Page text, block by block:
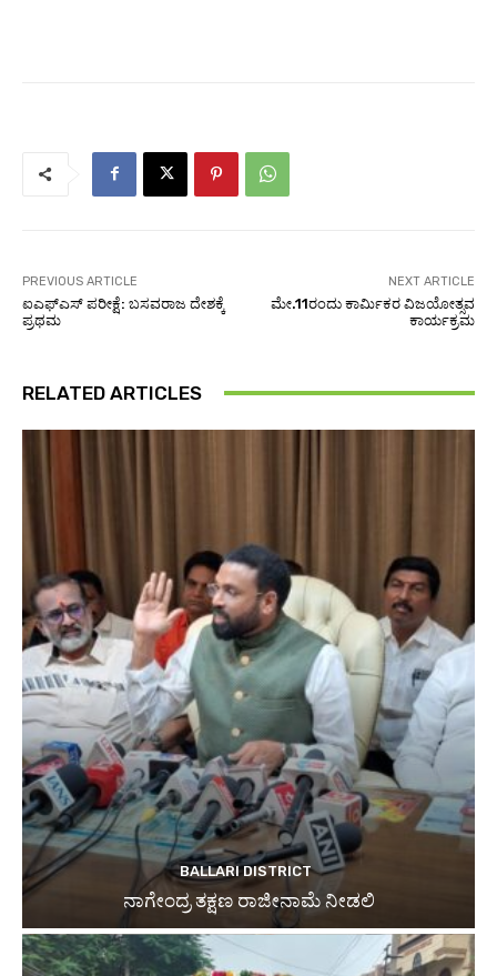
PREVIOUS ARTICLE
ಐಎಫ್‌ಎಸ್‌ ಪರೀಕ್ಷೆ: ಬಸವರಾಜ ದೇಶಕ್ಕೆ
ಪ್ರಥಮ
NEXT ARTICLE
ಮೇ.11ರಂದು ಕಾರ್ಮಿಕರ ವಿಜಯೋತ್ಸವ
ಕಾರ್ಯಕ್ರಮ
RELATED ARTICLES
BALLARI DISTRICT
ನಾಗೇಂದ್ರ ತಕ್ಷಣ ರಾಜೀನಾಮೆ ನೀಡಲಿ